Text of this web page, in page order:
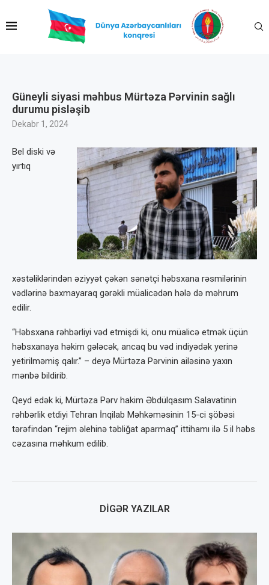
Güneyli siyasi məhbus Mürtəza Pərvinin sağlı
durumu pisləşib
Dekabr 1, 2024
Bel diski və
yırtıq
xəstəliklərindən əziyyət çəkən sənətçi həbsxana rəsmilərinin
vədlərinə baxmayaraq gərəkli müalicədən hələ də məhrum
edilir.
“Həbsxana rəhbərliyi vəd etmişdi ki, onu müalicə etmək üçün
həbsxanaya həkim gələcək, ancaq bu vəd indiyədək yerinə
yetirilməmiş qalır.” – deyə Mürtəza Pərvinin ailəsinə yaxın
mənbə bildirib.
Qeyd edək ki, Mürtəza Pərv hakim Əbdülqasım Salavatinin
rəhbərlik etdiyi Tehran İnqilab Məhkəməsinin 15-ci şöbəsi
tərəfindən “rejim əlehinə təbliğat aparmaq” ittihamı ilə 5 il həbs
cəzasına məhkum edilib.
DIGƏR YAZILAR